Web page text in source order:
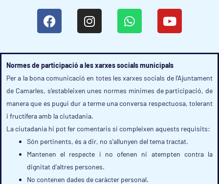
F
a
c
b
o
o
k
I
n
s
a
g
r
a
m
W
h
a
s
a
p
p
Y
o
u
u
b
e
Normes de participació a les xarxes socials municipals
Per a la bona comunicació en totes les xarxes socials de l’Ajuntament
de Camarles, s’estableixen unes normes mínimes de participació, de
manera que es pugui dur a terme una conversa respectuosa, tolerant
i fructífera amb la ciutadania.
La ciutadania hi pot fer comentaris si compleixen aquests requisits:
Són pertinents, és a dir, no s’allunyen del tema tractat.
Mantenen el respecte i no ofenen ni atempten contra la
dignitat d’altres persones.
No contenen dades de caràcter personal.